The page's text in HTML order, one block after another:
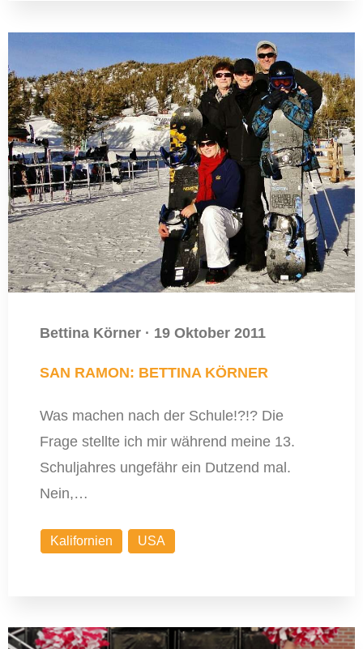
Bettina Körner · 19 Oktober 2011
SAN RAMON: BETTINA KÖRNER
Was machen nach der Schule!?!? Die
Frage stellte ich mir während meine 13.
Schuljahres ungefähr ein Dutzend mal.
Nein,…
Kalifornien USA